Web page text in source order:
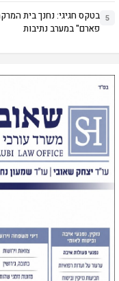
5 בטקס חגיגי: נחנך בית
פארם" במערב נתיבות